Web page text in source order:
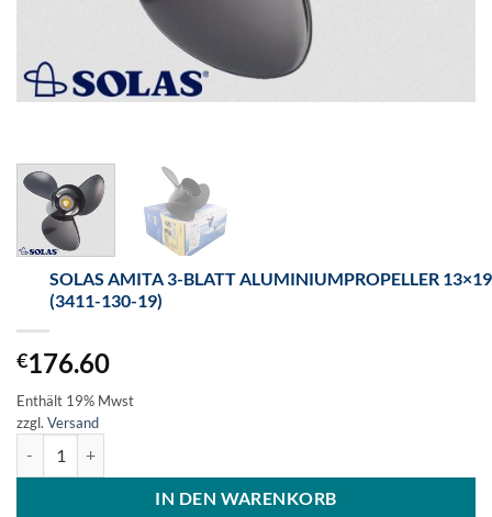
SOLAS AMITA 3-BLATT ALUMINIUMPROPELLER 13×19
(3411-130-19)
€176.60
Enthält 19% Mwst
zzgl. Versand
IN DEN WARENKORB